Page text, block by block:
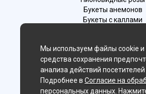
Букеты анемонов
Букеты с каллами
Лаванда
Гиацинты
Мы в соц. сетях:
Мы используем файлы cookie и
средства сохранения
анализа действий посетителей
Подробнее в Согласие на
персональных данных .